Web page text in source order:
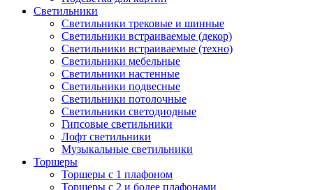
Светильники
Светильники трековые и шинные
Светильники встраиваемые (декор)
Светильники встраиваемые (техно)
Светильники мебельные
Светильники настенные
Светильники подвесные
Светильники потолочные
Светильники светодиодные
Гипсовые светильники
Лофт светильники
Музыкальные светильники
Торшеры
Торшеры с 1 плафоном
Торшеры с 2 и более плафонами